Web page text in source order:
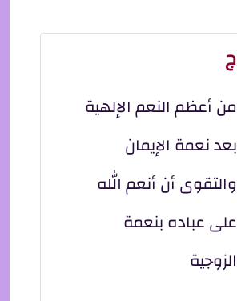
من أعظم النعم الإلهية
بعد نعمة الإيمان
والتقوى أن أنعم الله
على عباده بنعمة
الزوجية